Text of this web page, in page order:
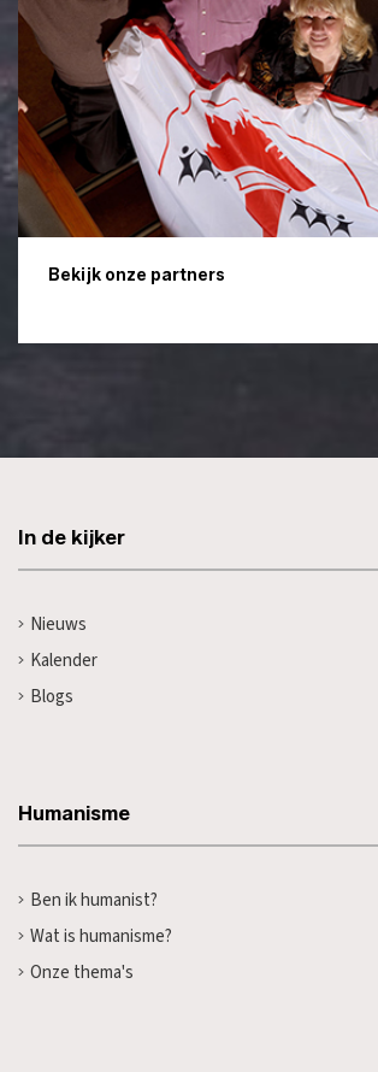
Bekijk onze partners
In de kijker
Nieuws
Kalender
Blogs
Humanisme
Ben ik humanist?
Wat is humanisme?
Onze thema's